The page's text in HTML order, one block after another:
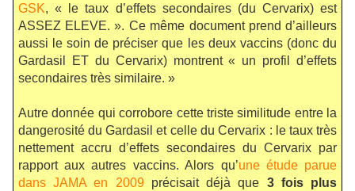
GSK, « le taux d’effets secondaires (du Cervarix) est
ASSEZ ELEVE. ». Ce même document prend d’ailleurs
aussi le soin de préciser que les deux vaccins (donc du
Gardasil ET du Cervarix) montrent « un profil d’effets
secondaires très similaire. »
Autre donnée qui corrobore cette triste similitude entre la
dangerosité du Gardasil et celle du Cervarix : le taux très
nettement accru d’effets secondaires du Cervarix par
rapport aux autres vaccins. Alors qu’une étude parue
dans JAMA en 2009 précisait déjà que 3 fois plus